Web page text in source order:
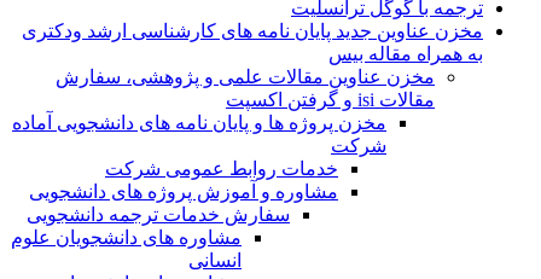
ترجمه با گوگل ترانسلیت
مخزن عناوین جدید پایان نامه های کارشناسی ارشد ودکتری
به همراه مقاله بیس
مخزن عناوین مقالات علمی و پژوهشی، سفارش
مقالات isi و گرفتن اکسپت
مخزن پروژه ها و پایان نامه های دانشجویی آماده
شرکت
خدمات روابط عمومی شرکت
مشاوره و آموزش پروژه های دانشجویی
سفارش خدمات ترجمه دانشجویی
مشاوره های دانشجویان علوم
انسانی